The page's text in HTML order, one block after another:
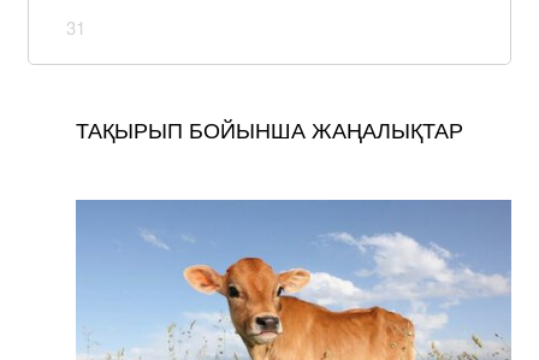
31
ТАҚЫРЫП БОЙЫНША ЖАҢАЛЫҚТАР